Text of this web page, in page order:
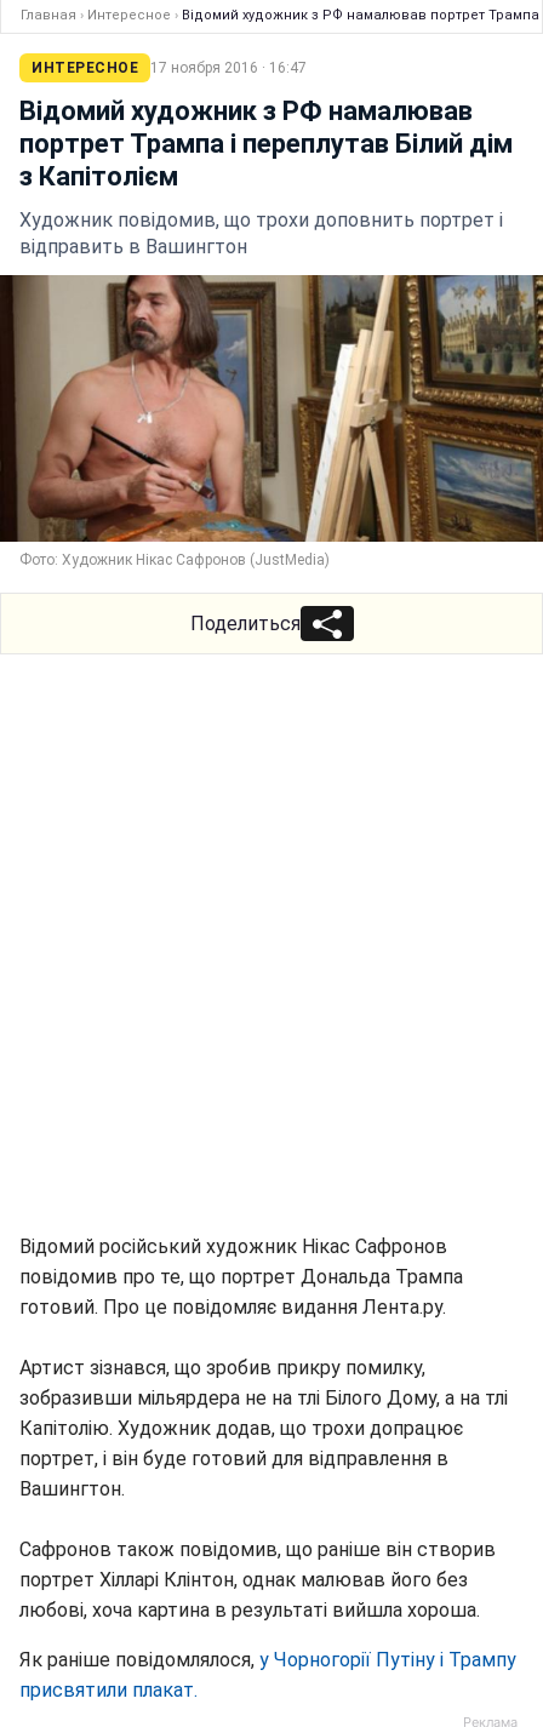
Главная › Интересное › Відомий художник з РФ намалював портрет Трампа
ИНТЕРЕСНОЕ 17 ноября 2016 · 16:47
Відомий художник з РФ намалював
портрет Трампа і переплутав Білий дім
з Капітолієм
Художник повідомив, що трохи доповнить портрет і
відправить в Вашингтон
Фото: Художник Нікас Сафронов (JustMedia)
Поделиться
Відомий російський художник Нікас Сафронов
повідомив про те, що портрет Дональда Трампа
готовий. Про це повідомляє видання Лента.ру.
Артист зізнався, що зробив прикру помилку,
зобразивши мільярдера не на тлі Білого Дому, а на тлі
Капітолію. Художник додав, що трохи допрацює
портрет, і він буде готовий для відправлення в
Вашингтон.
Сафронов також повідомив, що раніше він створив
портрет Хілларі Клінтон, однак малював його без
любові, хоча картина в результаті вийшла хороша.
Як раніше повідомлялося, у Чорногорії Путіну і Трампу
присвятили плакат.